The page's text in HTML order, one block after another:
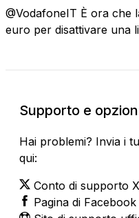
@VodafoneIT È ora che
euro per disattivare una
Supporto e
Hai problemi? Invia i
qui:
Conto di supporto
Pagina di Facebook